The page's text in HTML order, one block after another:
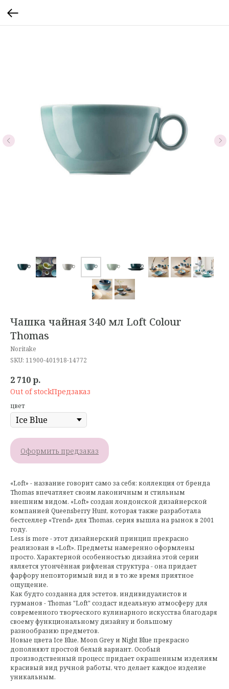
Чашка чайная 340 мл Loft Colour
Thomas
Noritake
SKU: 11900-401918-14772
2 710р.
Out of stock
цвет
Оформить предзаказ
«Loft» - название говорит само за себя: коллекция от бренда
Thomas впечатляет своим лаконичным и стильным
внешним видом. «Loft» создан лондонской дизайнерской
компанией Queensberry Hunt, которая также разработала
бестселлер «Trend» для Thomas, серия вышла на рынок в 2001
году.
Less is more - этот дизайнерский принцип прекрасно
реализован в «Loft». Предметы намеренно оформлeны
просто. Характерной особенностью дизайна этой серии
является утончённая рифленая структура - она ​​придает
фарфору неповторимый вид и в то же время приятное
ощущение.
Как будто созданна для эстетов, индивидуалистов и
гурманов - Thomas "Loft" создаст идеальную атмосферу для
современного творческого кулинарного искусства благодаря
своему функциональному дизайну и большому
разнообразию предметов.
Новые цвета Ice Blue, Moon Grey и Night Blue прекрасно
дополняют простой белый вариант. Особый
производственный процесс придает окрашенным изделиям
красивый вид ручной работы, что делает каждое изделие
уникальным.